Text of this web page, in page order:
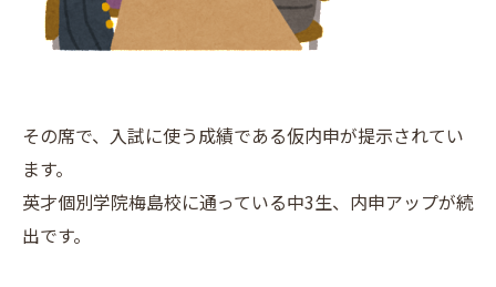
その席で、入試に使う成績である仮内申が提示されてい
ます。
英才個別学院梅島校に通っている中3生、内申アップが続
出です。